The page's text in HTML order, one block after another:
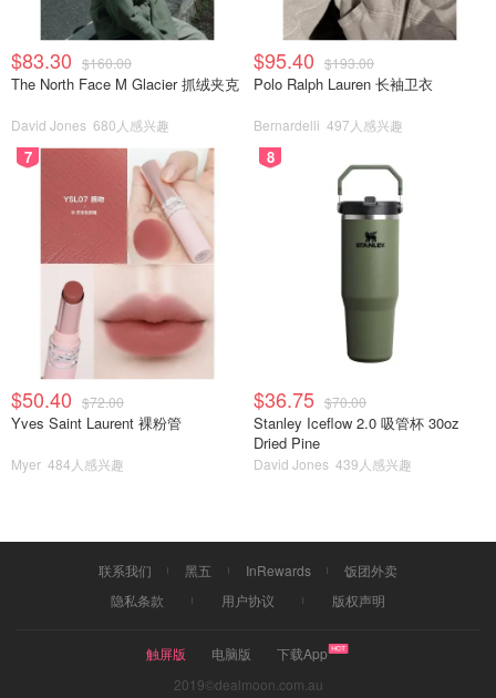
好像是有蚕丝 当时买非常肉疼
不能压不能折只能挂在柜子里的一套衣服
可惜只找到这么一张照片了～
$83.30 $160.00
The North Face M Glacier 抓绒夹克
David Jones 680人感兴趣
$95.40 $193.00
Polo Ralph Lauren 长袖卫衣
Bernardelli 497人感兴趣
7
$50.40 $72.00
Yves Saint Laurent 裸粉管
Myer 484人感兴趣
8
$36.75 $70.00
Stanley Iceflow 2.0 吸管杯 30oz
Dried Pine
David Jones 439人感兴趣
联系我们 黑五 InRewards
饭团外卖
隐私条款
用户协议 版权声明
触屏版 电脑版
下载App
2019©dealmoon.com.au